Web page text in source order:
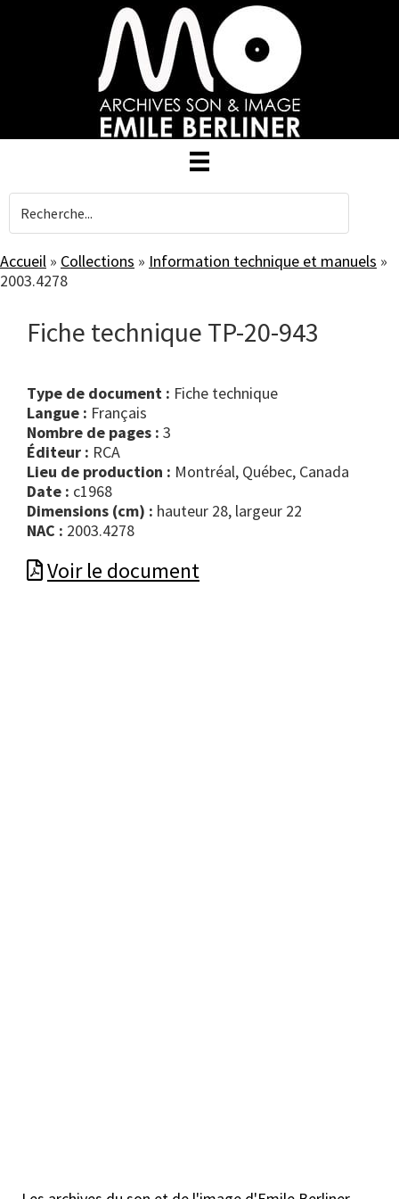
Accueil » Collections » Information technique et manuels »
2003.4278
Fiche technique TP-20-943
Type de document :
fiche technique
Langue : Français
Nombre de pages : 3
Éditeur : RCA
Lieu de production : Montréal, Québec, Canada
Date : c1968
Dimensions (cm) : hauteur 28, largeur 22
NAC : 2003.4278
Voir le document